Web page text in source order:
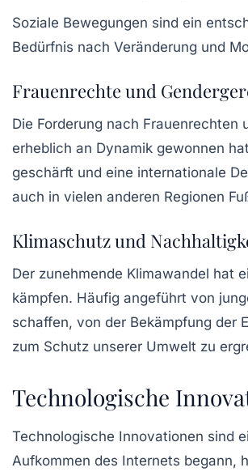
Soziale Bewegungen sind ein
Bedürfnis nach Veränderung und
Frauenrechte und
Die Forderung nach Frauenrechten
erheblich an Dynamik gewonnen
geschärft und eine internationale
auch in vielen anderen Regionen
Klimaschutz und
Der zunehmende Klimawandel hat
kämpfen. Häufig angeführt von
schaffen, von der Bekämpfung der
zum Schutz unserer Umwelt zu
Technologische
Technologische Innovationen sind
Aufkommen des Internets begann,